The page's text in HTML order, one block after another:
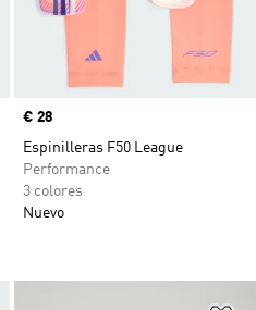
Precio
€ 28
Espinilleras F50 League
Performance
3 colores
Nuevo